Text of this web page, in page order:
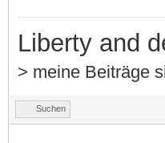
Liberty and
> meine Beiträge
Suchen